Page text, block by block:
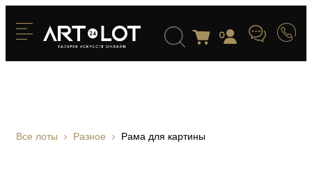
0
Все лоты Разное Рама для картины